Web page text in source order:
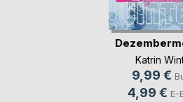
Katrin
9,99 €
4,99 € E-